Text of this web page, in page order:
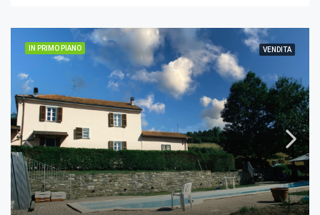
IN PRIMO PIANO VENDITA